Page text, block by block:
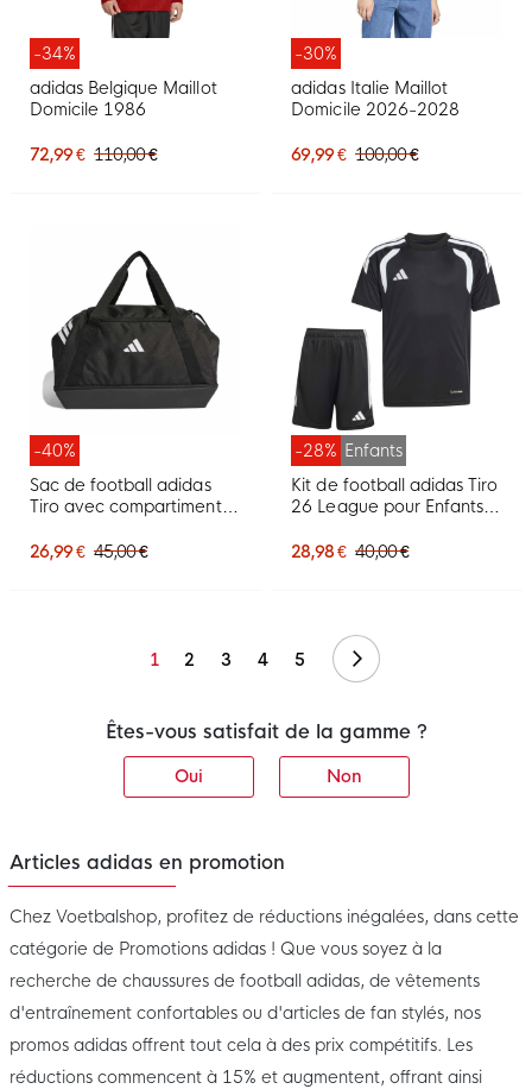
-34%
adidas Belgique Maillot
Domicile 1986
72,99 € 110,00 €
-30%
adidas Italie Maillot
Domicile 2026-2028
69,99 € 100,00 €
-40%
Sac de football adidas
Tiro avec compartiment à
moyenne, noir et blanc
26,99 € 45,00 €
-28% Enfants
Kit de football adidas Tiro
26 League pour Enfants,
28,98 € 40,00 €
1 2 3 4 5 Suivant
Êtes-vous satisfait de la gamme ?
Oui Non
Articles adidas en promotion
Chez Voetbalshop, profitez de réductions inégalées, dans cette
catégorie de Promotions adidas ! Que vous soyez à la
recherche de chaussures de football adidas, de vêtements
d'entraînement confortables ou d'articles de fan stylés, nos
promos adidas offrent tout cela à des prix compétitifs. Les
réductions commencent à 15% et augmentent, offrant ainsi